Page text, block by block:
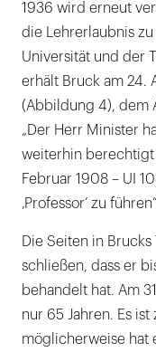
1936 wird erneut
die Lehrerlaubnis
Universität und der
erhält Bruck am 24.
(Abbildung 4), dem
„Der Herr Minister
weiterhin berechtigt
Februar 1908 – UI
‚Professor‘ zu
Die Seiten in
schließen, dass er
behandelt hat. Am
nur 65 Jahren. Es
möglicherweise hat